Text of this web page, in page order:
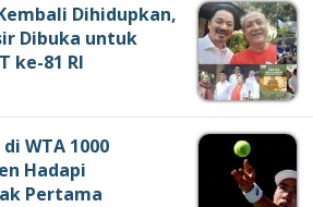
Dihidupkan,
Dibuka untuk
ke-81 RI
WTA 1000
Hadapi
Pertama